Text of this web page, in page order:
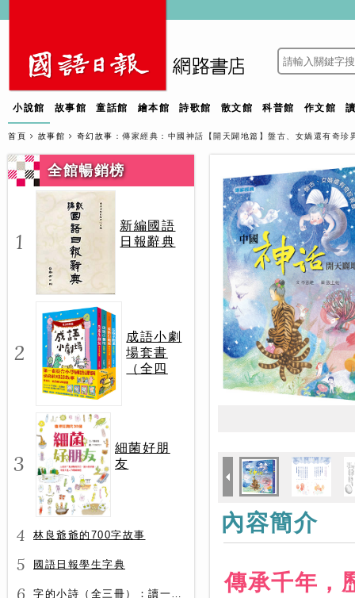
小說館 故事館 童話館 繪本館 詩歌館 散文館 科普館 作文館
首頁 故事館 奇幻故事 ：傳家經典：中國神話【開天闢地篇】盤古、女媧還有奇珍
全館暢銷榜
1
新編國語
日報辭典
2
成語小劇
場套書
（全四
3
細菌好朋
友
4 林良爺爺的700字故事
5 國語日報學生字典
6 字的小詩（全三冊）：讀一首詩，交一個字朋友（字字小宇宙+字字看心情+字字有意思）
內容簡介
傳承千年，